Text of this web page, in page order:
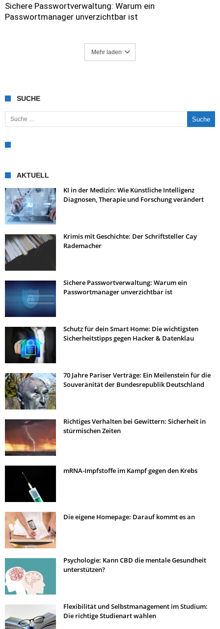
Sichere Passwortverwaltung: Warum ein
Passwortmanager unverzichtbar ist
Mehr laden
SUCHE
Suche nach:
AKTUELL
KI in der Medizin: Wie Künstliche Intelligenz
Diagnosen, Therapie und Forschung verändert
Krimis mit Geschichte: Der Schriftsteller Cay
Rademacher
Sichere Passwortverwaltung: Warum ein
Passwortmanager unverzichtbar ist
Schutz für dein Smart Home: Die wichtigsten
Sicherheitstipps gegen Hacker & Datenklau
70 Jahre Pariser Verträge: Ein Meilenstein für die
Souveränität der Bundesrepublik Deutschland
Richtiges Verhalten bei Gewittern: Sicherheit in
stürmischen Zeiten
mRNA-Impfstoffe im Kampf gegen den Krebs
Die eigene Homepage: Darauf kommt es an
Psychologie: Kann CBD die mentale Gesundheit
unterstützen?
Flexibilität und Selbstmanagement im Studium:
Die richtige Studienart wählen